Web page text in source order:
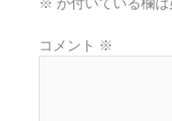
コメント ※